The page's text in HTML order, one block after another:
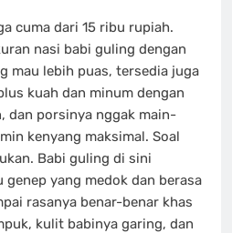
cuma dari 15 ribu rupiah.
nasi babi guling dengan
mau lebih puas, tersedia juga
kuah dan minum dengan
dan porsinya nggak main-
kenyang maksimal. Soal
Babi guling di sini
yang medok dan berasa
rasanya benar-benar khas
kulit babinya garing, dan